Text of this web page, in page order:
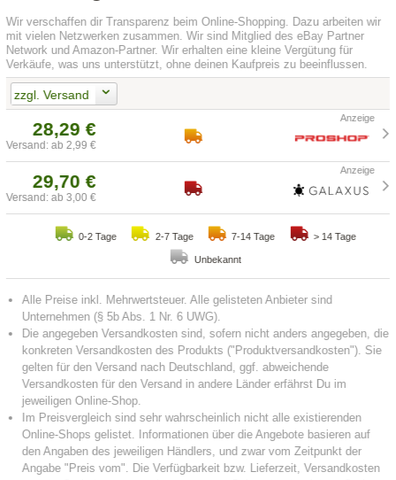
Wir verschaffen dir Transparenz beim Online-Shopping. Dazu arbeiten wir
mit vielen Netzwerken zusammen. Wir sind Mitglied des eBay Partner
Network und Amazon-Partner. Wir erhalten eine kleine Vergütung für
Verkäufe, was uns unterstützt, ohne deinen Kaufpreis zu beeinflussen.
zzgl. Versand
28,29 €
Versand: ab 2,99 €
29,70 €
Versand: ab 3,00 €
0-2 Tage 2-7 Tage 7-14 Tage > 14 Tage
Unbekannt